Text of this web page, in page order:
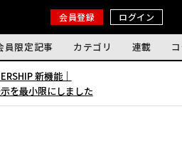
会員登録 ログイン
員限定記事 カテゴリ 連載
新機能｜
を最小限にしました